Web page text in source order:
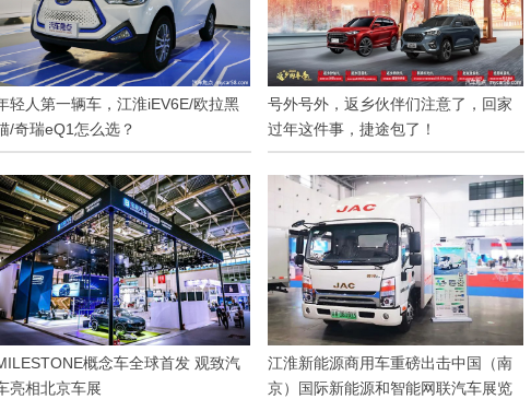
轻人第一辆车，江淮iEV6E/欧拉黑
/奇瑞eQ1怎么选？
号外号外，返乡伙伴们注意了，回家
过年这件事，捷途包了！
概念车全球首发 观致汽
亮相北京车展
江淮新能源商用车重磅出击中国（南
京）国际新能源和智能网联汽车展览